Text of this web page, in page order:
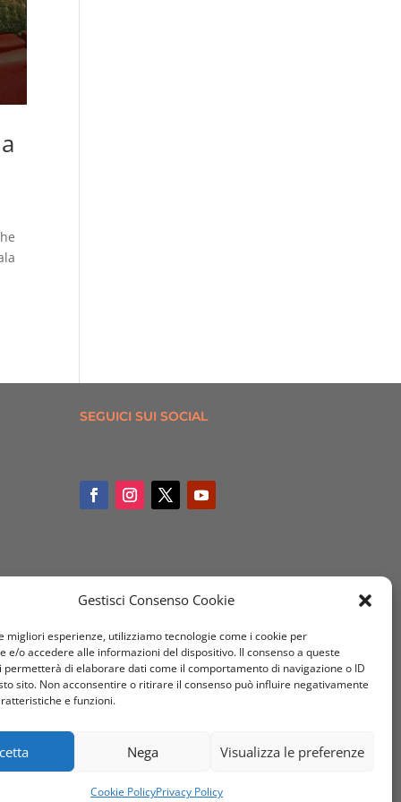
Gestisci Consenso Cookie
migliori esperienze, utilizziamo tecnologie come i cookie per
e/o accedere alle informazioni del dispositivo. Il consenso a queste
permetterà di elaborare dati come il comportamento di navigazione o ID
sito. Non acconsentire o ritirare il consenso può influire negativamente
e funzioni.
Nega Visualizza le preferenze
Cookie PolicyPrivacy Policy
SEGUICI SUI SOCIAL